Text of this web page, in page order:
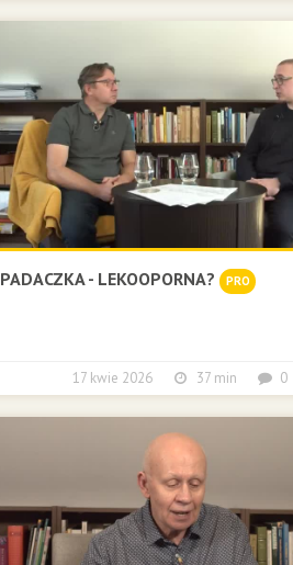
PADACZKA - LEKOOPORNA? PRO
17 kwie 2026 37 min 0